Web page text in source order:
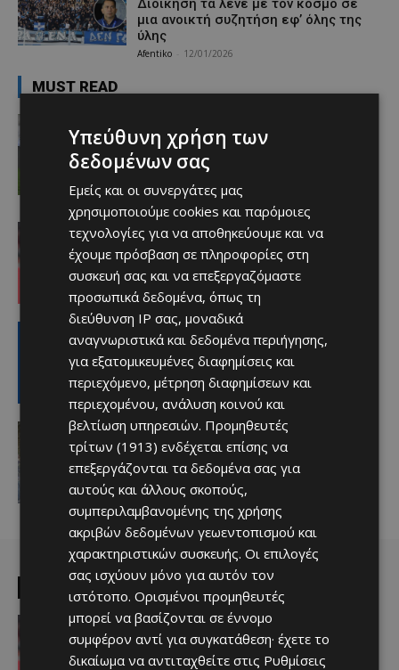
Διοίκηση τα λένε με τον κόσμο σε
μια ανοικτή συζητήση εφ’ όλης της
ύλης
Afentiko 12/01/2026
MUST READ
Παραμένει ο Ενρίκες – Παίρνει και
Χάιρο
Afentiko - 06/08/2026
Τι ισχύει με Κονομή
Afentiko - 06/08/2026
Προτάσεις
Διεθνώς αναγνωρισμένα κρασιά στην
κορυφαία σχέση ποιότητας-τιμής
από τη Lidl Κύπρου
Afentiko 06/08/2026
Ειδήσεις
Ξεκίνησε η αντικατάσταση 100
χιλιομέτρων δικτύου ύδρευσης στο
κέντρο της Λεμεσού
Afentiko - 06/08/2026
EDITOR PICKS
Απόλλων
Τι ισχύει με Κονομή
Afentiko - 06/08/2026
Υπεύθυνη χρήση των
δεδομένων σας
Εμείς και οι συνεργάτες μας
χρησιμοποιούμε cookies και παρόμοιες
τεχνολογίες για να αποθηκεύουμε και να
έχουμε πρόσβαση σε πληροφορίες στη
συσκευή σας και να επεξεργαζόμαστε
προσωπικά δεδομένα, όπως τη
διεύθυνση IP σας, μοναδικά
αναγνωριστικά και δεδομένα περιήγησης,
για εξατομικευμένες διαφημίσεις και
περιεχόμενο, μέτρηση διαφημίσεων και
περιεχομένου, ανάλυση κοινού και
βελτίωση υπηρεσιών. Προμηθευτές
τρίτων (1913) ενδέχεται επίσης να
επεξεργάζονται τα δεδομένα σας για
αυτούς και άλλους σκοπούς,
συμπεριλαμβανομένης της χρήσης
ακριβών δεδομένων γεωεντοπισμού και
χαρακτηριστικών συσκευής. Οι επιλογές
σας ισχύουν μόνο για αυτόν τον
ιστότοπο. Ορισμένοι προμηθευτές
μπορεί να βασίζονται σε έννομο
συμφέρον αντί για συγκατάθεση· έχετε το
δικαίωμα να αντιταχθείτε στις Ρυθμίσεις